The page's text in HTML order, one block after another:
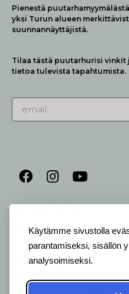
Käytämme sivustolla
parantamiseksi, sisällön
analysoimiseksi.
Pienestä
yksi Turun alueen
suunnannäyttäjistä.
Tilaa tästä puutarhurisi vinkit
tietoa tulevista tapahtumista.
AUKIOLO JA
ALVELEMME:
Ma-Pe 9-20 I La 10-18 I Su 10-17
OTA YHTEYTTÄ:
kukkapiste: +358 44 5369 657